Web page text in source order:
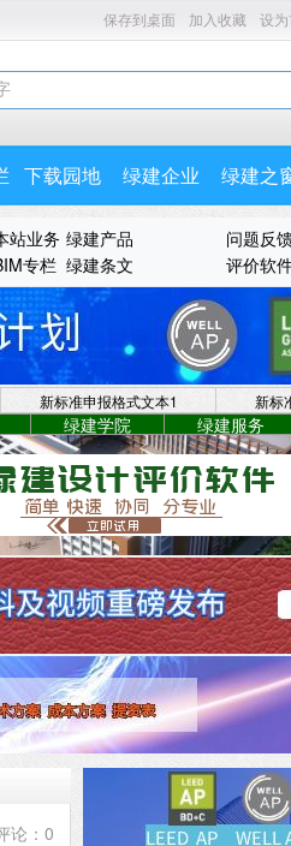
保存到桌面 加入收藏 设
下载园地 绿建企业 绿建之
站业务 绿建产品
专栏 绿建条文
问题反
评价软
新标准申报格式文本1 新标
绿建学院 绿建服务
论：0